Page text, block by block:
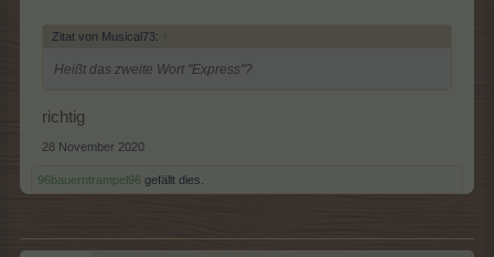
Zitat von Musical73: ↑
Heißt das zweite Wort "Express"?
richtig
28 November 2020
96bauerntrampel96 gefällt dies.